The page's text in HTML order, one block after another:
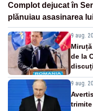
Complot dejucat în
plănuiau asasinarea
9 aug.
de la
9 aug.